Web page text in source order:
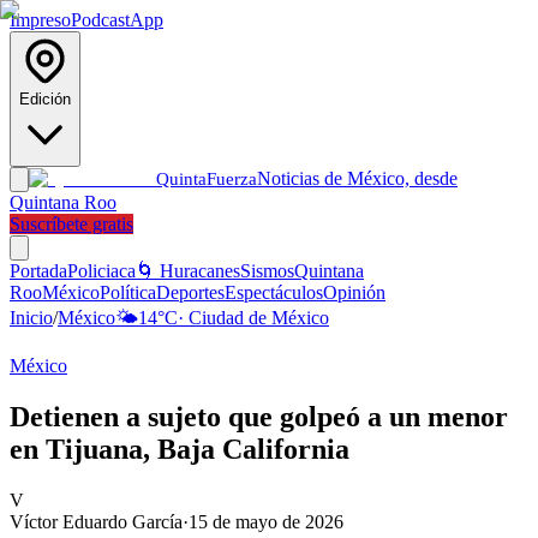
ImpresoPodcastApp
Edición
QuintaFuerzaNoticias de México, desde
Quintana Roo
Suscríbete gratis
PortadaPoliciaca 🌀 HuracanesSismosQuintana
RooMéxicoPolíticaDeportesEspectáculosOpinión
Inicio/México🌤️14°C· Ciudad de México
México
Detienen a sujeto que golpeó a un menor
en Tijuana, Baja California
V
Víctor Eduardo García·15 de mayo de 2026